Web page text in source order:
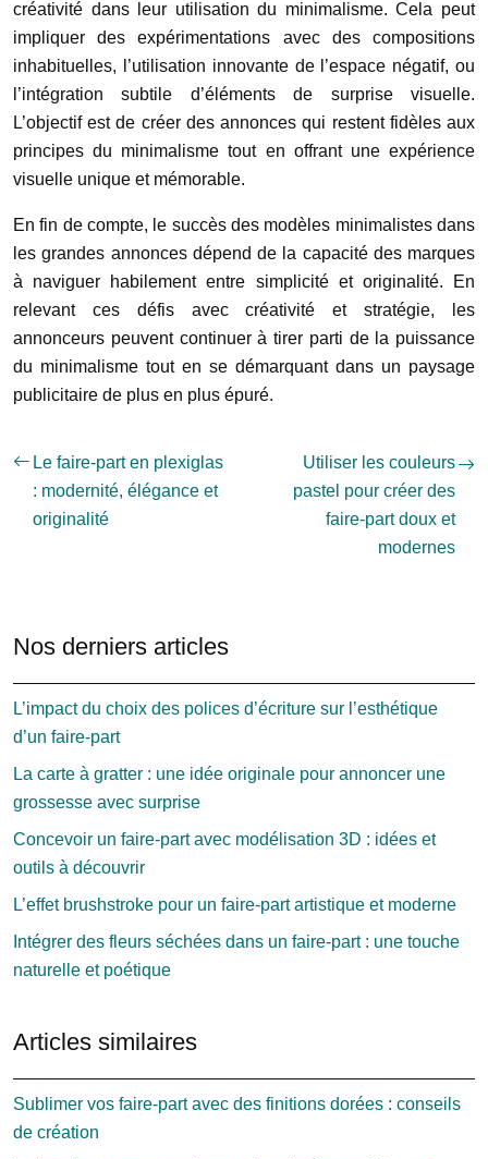
créativité dans leur utilisation du minimalisme. Cela peut
impliquer des expérimentations avec des compositions
inhabituelles, l’utilisation innovante de l’espace négatif, ou
l’intégration subtile d’éléments de surprise visuelle.
L’objectif est de créer des annonces qui restent fidèles aux
principes du minimalisme tout en offrant une expérience
visuelle unique et mémorable.
En fin de compte, le succès des modèles minimalistes dans
les grandes annonces dépend de la capacité des marques
à naviguer habilement entre simplicité et originalité. En
relevant ces défis avec créativité et stratégie, les
annonceurs peuvent continuer à tirer parti de la puissance
du minimalisme tout en se démarquant dans un paysage
publicitaire de plus en plus épuré.
Le faire-part en plexiglas
: modernité, élégance et
originalité
Utiliser les couleurs
pastel pour créer des
faire-part doux et
modernes
Nos derniers articles
L’impact du choix des polices d’écriture sur l’esthétique
d’un faire-part
La carte à gratter : une idée originale pour annoncer une
grossesse avec surprise
Concevoir un faire-part avec modélisation 3D : idées et
outils à découvrir
L’effet brushstroke pour un faire-part artistique et moderne
Intégrer des fleurs séchées dans un faire-part : une touche
naturelle et poétique
Articles similaires
Sublimer vos faire-part avec des finitions dorées : conseils
de création